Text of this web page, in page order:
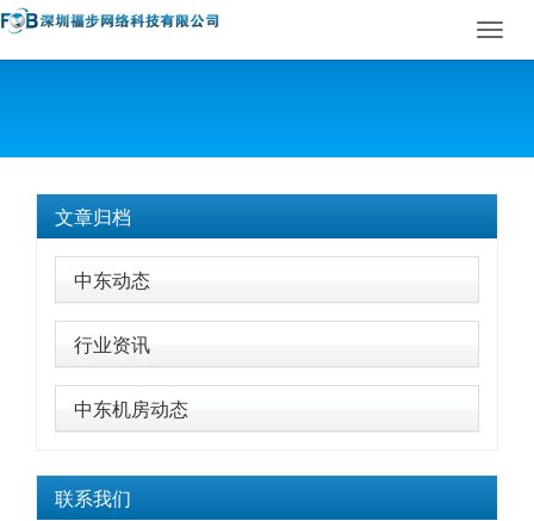
文章归档
中东动态
行业资讯
中东机房动态
联系我们